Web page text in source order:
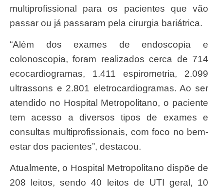
multiprofissional para os pacientes que vão
passar ou já passaram pela cirurgia bariátrica.
“Além dos exames de endoscopia e
colonoscopia, foram realizados cerca de 714
ecocardiogramas, 1.411 espirometria, 2.099
ultrassons e 2.801 eletrocardiogramas. Ao ser
atendido no Hospital Metropolitano, o paciente
tem acesso a diversos tipos de exames e
consultas multiprofissionais, com foco no bem-
estar dos pacientes”, destacou.
Atualmente, o Hospital Metropolitano dispõe de
208 leitos, sendo 40 leitos de UTI geral, 10